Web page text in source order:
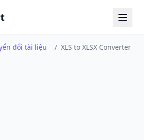
đổi tài liệu / XLS to XLSX Converter